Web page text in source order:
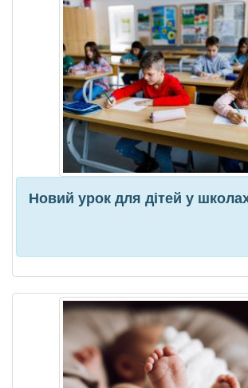
Новий урок для дітей у